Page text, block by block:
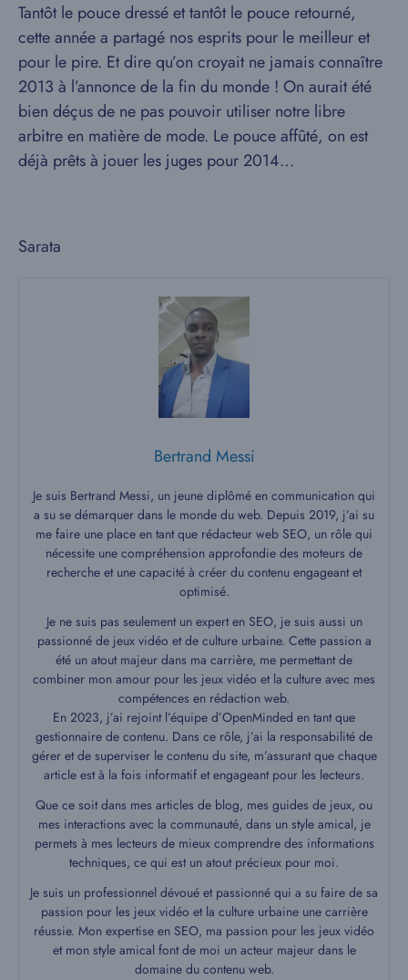
Tantôt le pouce dressé et tantôt le pouce retourné,
cette année a partagé nos esprits pour le meilleur et
pour le pire. Et dire qu’on croyait ne jamais connaître
2013 à l’annonce de la fin du monde ! On aurait été
bien déçus de ne pas pouvoir utiliser notre libre
arbitre en matière de mode. Le pouce affûté, on est
déjà prêts à jouer les juges pour 2014…
Sarata
Bertrand Messi
Je suis Bertrand Messi, un jeune diplômé en communication qui
a su se démarquer dans le monde du web. Depuis 2019, j’ai su
me faire une place en tant que rédacteur web SEO, un rôle qui
nécessite une compréhension approfondie des moteurs de
recherche et une capacité à créer du contenu engageant et
optimisé.
Je ne suis pas seulement un expert en SEO, je suis aussi un
passionné de jeux vidéo et de culture urbaine. Cette passion a
été un atout majeur dans ma carrière, me permettant de
combiner mon amour pour les jeux vidéo et la culture avec mes
compétences en rédaction web.
En 2023, j’ai rejoint l’équipe d’OpenMinded en tant que
gestionnaire de contenu. Dans ce rôle, j’ai la responsabilité de
gérer et de superviser le contenu du site, m’assurant que chaque
article est à la fois informatif et engageant pour les lecteurs.
Que ce soit dans mes articles de blog, mes guides de jeux, ou
mes interactions avec la communauté, dans un style amical, je
permets à mes lecteurs de mieux comprendre des informations
techniques, ce qui est un atout précieux pour moi.
Je suis un professionnel dévoué et passionné qui a su faire de sa
passion pour les jeux vidéo et la culture urbaine une carrière
réussie. Mon expertise en SEO, ma passion pour les jeux vidéo
et mon style amical font de moi un acteur majeur dans le
domaine du contenu web.